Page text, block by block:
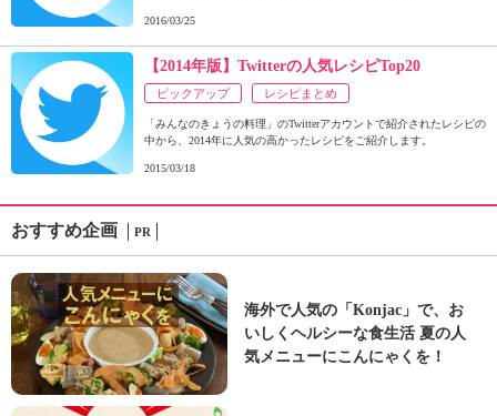
2016/03/25
【2014年版】Twitterの人気レシピTop20
ピックアップ レシピまとめ
「みんなのきょうの料理」のTwitterアカウントで紹介されたレシピの
中から、2014年に人気の高かったレシピをご紹介します。
2015/03/18
おすすめ企画 PR
海外で人気の「Konjac」で、お
いしくヘルシーな食生活 夏の人
気メニューにこんにゃくを！